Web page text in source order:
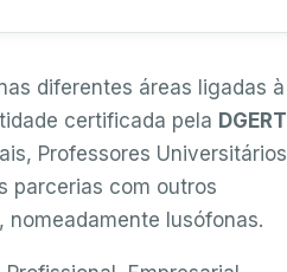
diferentes áreas ligadas à
certificada pela DGERT
Professores Universitários
parcerias com outros
lusófonas.